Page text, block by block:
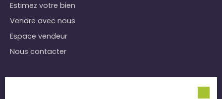
Estimez votre bien
Vendre avec nous
Espace vendeur
Nous contacter